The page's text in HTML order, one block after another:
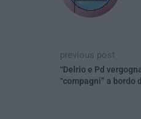
previous post
“Delrio e Pd
“compagni” a bordo